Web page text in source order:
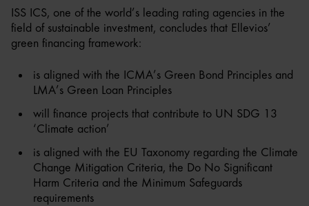
ISS ICS, one of the world’s leading rating agencies in the
field of sustainable investment, concludes that Ellevios’
green financing framework:
is aligned with the ICMA’s Green Bond Principles and
LMA’s Green Loan Principles
will finance projects that contribute to UN SDG 13
‘Climate action’
is aligned with the EU Taxonomy regarding the Climate
Change Mitigation Criteria, the Do No Significant
Harm Criteria and the Minimum Safeguards
requirements